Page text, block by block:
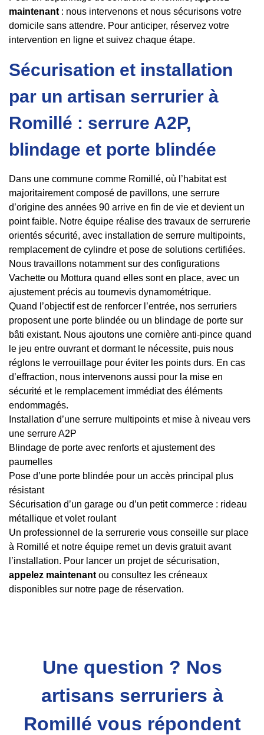
maintenant : nous intervenons et nous sécurisons votre
domicile sans attendre. Pour anticiper, réservez votre
intervention en ligne et suivez chaque étape.
Sécurisation et installation
par un artisan serrurier à
Romillé : serrure A2P,
blindage et porte blindée
Dans une commune comme Romillé, où l’habitat est
majoritairement composé de pavillons, une serrure
d’origine des années 90 arrive en fin de vie et devient un
point faible. Notre équipe réalise des travaux de serrurerie
orientés sécurité, avec installation de serrure multipoints,
remplacement de cylindre et pose de solutions certifiées.
Nous travaillons notamment sur des configurations
Vachette ou Mottura quand elles sont en place, avec un
ajustement précis au tournevis dynamométrique.
Quand l’objectif est de renforcer l’entrée, nos serruriers
proposent une porte blindée ou un blindage de porte sur
bâti existant. Nous ajoutons une cornière anti-pince quand
le jeu entre ouvrant et dormant le nécessite, puis nous
réglons le verrouillage pour éviter les points durs. En cas
d’effraction, nous intervenons aussi pour la mise en
sécurité et le remplacement immédiat des éléments
endommagés.
Installation d’une serrure multipoints et mise à niveau vers
une serrure A2P
Blindage de porte avec renforts et ajustement des
paumelles
Pose d’une porte blindée pour un accès principal plus
résistant
Sécurisation d’un garage ou d’un petit commerce : rideau
métallique et volet roulant
Un professionnel de la serrurerie vous conseille sur place
à Romillé et notre équipe remet un devis gratuit avant
l’installation. Pour lancer un projet de sécurisation,
appelez maintenant ou consultez les créneaux
disponibles sur notre page de réservation.
Une question ? Nos
artisans serruriers à
Romillé vous répondent